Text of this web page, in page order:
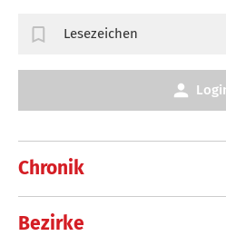
Chronik
Bezirke
Lesezeichen